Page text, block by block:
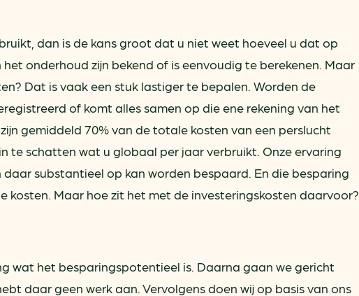
dan is de kans groot dat u niet weet hoeveel u dat op
onderhoud zijn bekend of is eenvoudig te berekenen. Maar
Dat is vaak een stuk lastiger te bepalen. Worden de
of komt alles samen op die ene rekening van het
gemiddeld 70% van de totale kosten van een perslucht
te schatten wat u globaal per jaar verbruikt. Onze ervaring
substantieel op kan worden bespaard. En die besparing
kosten. Maar hoe zit het met de investeringskosten daarvoor?
wat het besparingspotentieel is. Daarna gaan we gericht
daar geen werk aan. Vervolgens doen wij op basis van ons